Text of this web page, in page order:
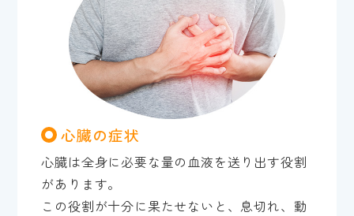
心臓の症状
心臓は全身に必要な量の血液を送り出す役割
があります。
この役割が十分に果たせないと、息切れ、動